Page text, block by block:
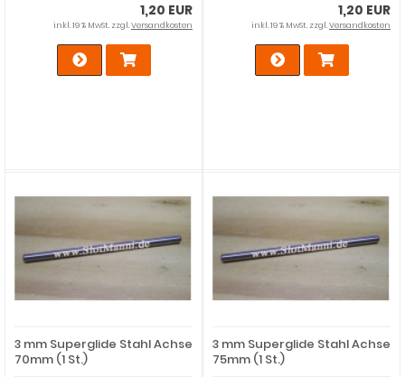
1,20 EUR
inkl. 19 % MwSt. zzgl.Versandkosten
1,20 EUR
inkl. 19 % MwSt. zzgl.Versandkosten
3 mm Superglide Stahl Achse
70mm (1 St.)
3 mm Superglide Stahl Achse
75mm (1 St.)